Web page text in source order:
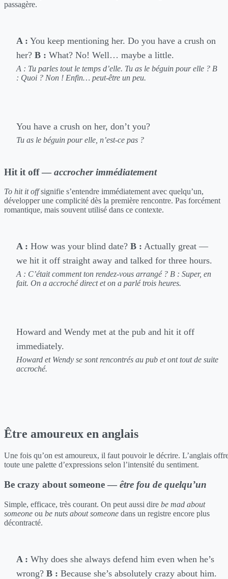
passagère.
A : You keep mentioning her. Do you have a crush on
her? B : What? No! Well… maybe a little.
A : Tu parles tout le temps d’elle. Tu as le béguin pour elle ? B
: Quoi ? Non ! Enfin… peut-être un peu.
You have a crush on her, don’t you?
Tu as le béguin pour elle, n’est-ce pas ?
Hit it off — accrocher immédiatement
To hit it offsignifie s’entendre immédiatement avec quelqu’un,
développer une complicité dès la première rencontre. Pas forcément
romantique, mais souvent utilisé dans ce contexte.
A : How was your blind date? B : Actually great —
we hit it off straight away and talked for three hours.
A : C’était comment ton rendez-vous arrangé ? B : Super, en
fait. On a accroché direct et on a parlé trois heures.
Howard and Wendy met at the pub and hit it off
immediately.
Howard et Wendy se sont rencontrés au pub et ont tout de suite
accroché.
Être amoureux en anglais
Une fois qu’on est amoureux, il faut pouvoir le décrire. L’anglais
toute une palette d’expressions selon l’intensité du sentiment.
Be crazy about someone — être fou de quelqu’un
Simple, efficace, très courant. On peut aussi dire be mad about
someone ou be nuts about someone dans un registre encore plus
décontracté.
A : Why does she always defend him even when he’s
wrong? B : Because she’s absolutely crazy about him.